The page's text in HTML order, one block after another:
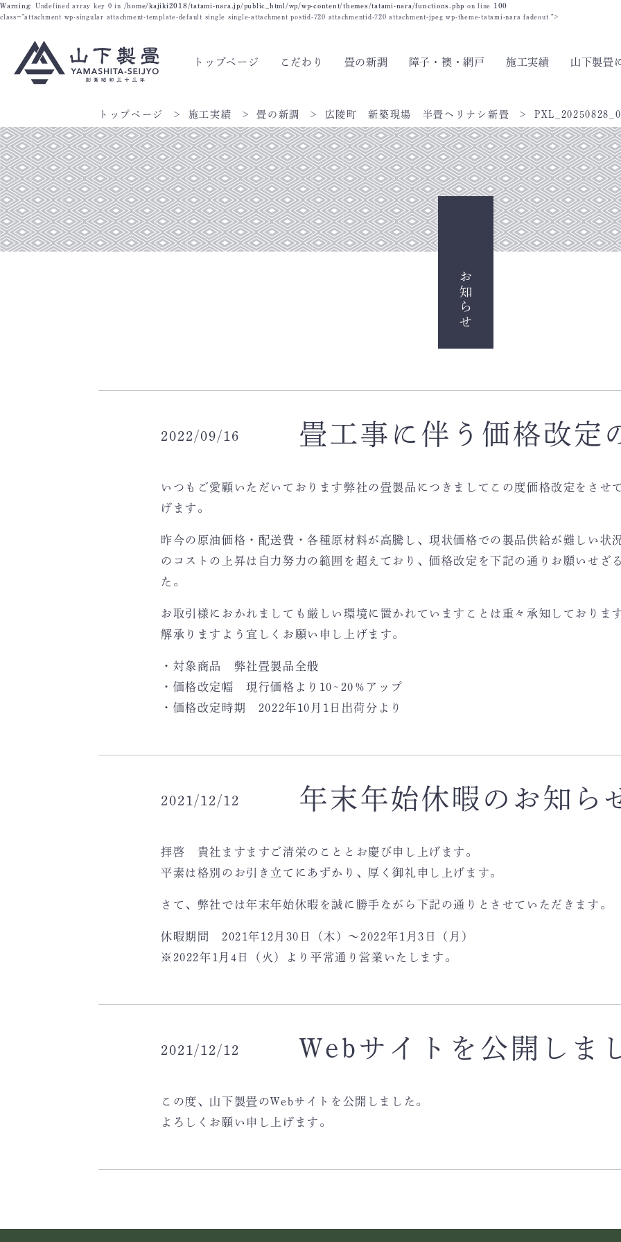
Warning: Undefined array key 0 in /home/kajiki2018/tatami-nara.jp/public_html/wp/wp-content/themes/tatami-nara/functions.php on line 100
class="attachment wp-singular attachment-template-default single single-attachment postid-720 attachmentid-720 attachment-jpeg wp-theme-tatami-nara fadeout ">
トップページ こだわり 畳の新調 障子・襖・網戸 施工実績 山下製畳
トップページ 施工実績 畳の新調 広陵町 新築現場 半畳ヘリナシ新畳
お知らせ
2022/09/16 畳工事に伴う価格改定
いつもご愛顧いただいております弊社の畳製品につきましてこの度価格改定をさせ
げます。
昨今の原油価格・配送費・各種原材料が高騰し、現状価格での製品供給が難しい状
のコストの上昇は自力努力の範囲を超えており、価格改定を下記の通りお願いせざ
た。
お取引様におかれましても厳しい環境に置かれていますことは重々承知しておりま
解承りますよう宜しくお願い申し上げます。
・対象商品 弊社畳製品全般
・価格改定幅 現行価格より10~20％アップ
・価格改定時期 2022年10月1日出荷分より
2021/12/12 年末年始休暇のお知ら
拝啓 貴社ますますご清栄のこととお慶び申し上げます。
平素は格別のお引き立てにあずかり、厚く御礼申し上げます。
さて、弊社では年末年始休暇を誠に勝手ながら下記の通りとさせていただきます。
休暇期間 2021年12月30日（木）～2022年1月3日（月）
※2022年1月4日（火）より平常通り営業いたします。
2021/12/12 Webサイトを公開しま
この度、山下製畳のWebサイトを公開しました。
よろしくお願い申し上げます。